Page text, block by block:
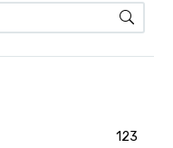
123